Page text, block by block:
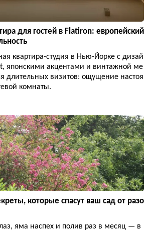
для гостей в Flatiron: европейский
квартира-студия в Нью-Йорке с дизай
японскими акцентами и винтажной ме
длительных визитов: ощущение настоя
комнаты.
которые спасут ваш сад от разо
яма наспех и полив раз в месяц — в